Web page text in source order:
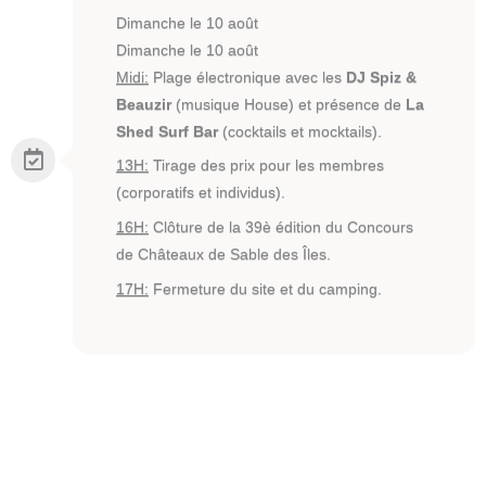
Dimanche le 10 août
Dimanche le 10 août
Midi: Plage électronique avec les DJ Spiz &
Beauzir(musique House) et présence de La
Shed Surf Bar(cocktails et mocktails).
13H: Tirage des prix pour les membres
(corporatifs et individus).
16H: Clôture de la 39è édition du Concours
de Châteaux de Sable des Îles.
17H: Fermeture du site et du camping.